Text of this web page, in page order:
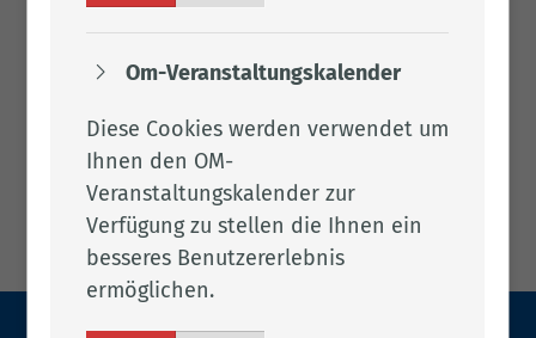
Om-Veranstaltungskalender
Diese Cookies werden verwendet um
Ihnen den OM-
Veranstaltungskalender zur
Verfügung zu stellen die Ihnen ein
besseres Benutzererlebnis
ermöglichen.